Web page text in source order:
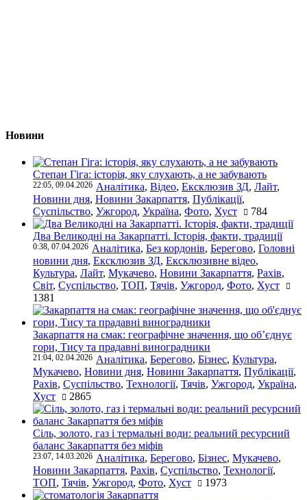
Новини
Степан Гіга: історія, яку слухають, а не забувають
22:05, 09.04.2026 Аналітика, Відео, Ексклюзив ЗД, Лайт,
Новини дня, Новини Закарпаття, Публікації,
Суспільство, Ужгород, Україна, Фото, Хуст 784
Два Великодні на Закарпатті. Історія, факти, традиції
0:38, 07.04.2026 Аналітика, Без кордонів, Берегово, Головні
новини дня, Ексклюзив ЗД, Ексклюзивне відео,
Культура, Лайт, Мукачево, Новини Закарпаття, Рахів,
Світ, Суспільство, ТОП, Тячів, Ужгород, Фото, Хуст
1381
Закарпаття на смак: географічне значення, що об’єднує
гори, Тису та прадавні виноградники
21:04, 02.04.2026 Аналітика, Берегово, Бізнес, Культура,
Мукачево, Новини дня, Новини Закарпаття, Публікації,
Рахів, Суспільство, Технології, Тячів, Ужгород, Україна,
Хуст
2865
Сіль, золото, газ і термальні води: реальний ресурсний
баланс Закарпаття без міфів
23:07, 14.03.2026 Аналітика, Берегово, Бізнес, Мукачево,
Новини Закарпаття, Рахів, Суспільство, Технології,
ТОП, Тячів, Ужгород, Фото, Хуст 1973